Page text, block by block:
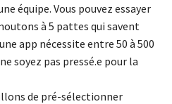
équipe. Vous pouvez essayer
à 5 pattes qui savent
app nécessite entre 50 à 500
soyez pas pressé.e pour la
de pré-sélectionner